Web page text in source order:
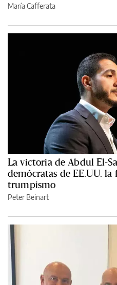
María Cafferata
La victoria de Abdul El-
demócratas de EE.UU.
trumpismo
Peter Beinart